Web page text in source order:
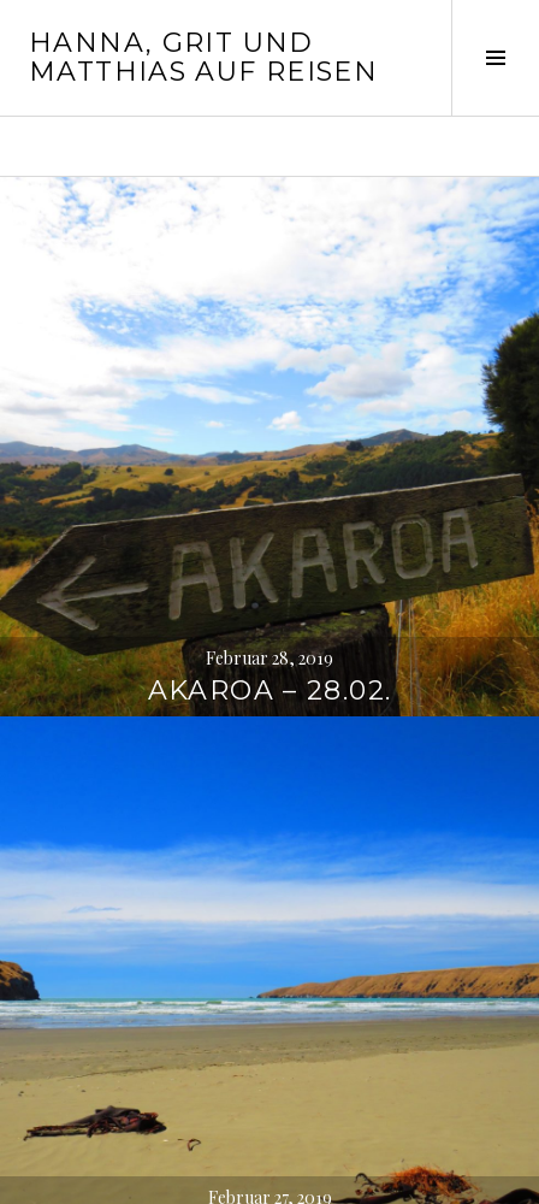
zum
Inhalt
HANNA, GRIT UND
MATTHIAS AUF REISEN
Februar 28, 2019
AKAROA – 28.02.
Februar 27, 2019